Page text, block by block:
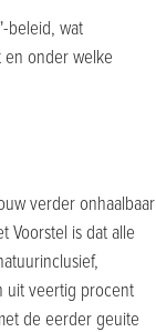
beleid, wat
onder welke
verder onhaalbaar
Voorstel is dat alle
uit veertig procent
de eerder geuite